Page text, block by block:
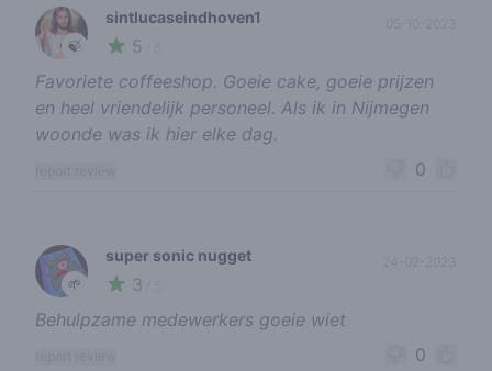
🍃
sintlucaseindhoven1
5
05-10-2023
Favoriete coffeeshop. Goeie cake, goeie prijzen
en heel vriendelijk personeel. Als ik in Nijmegen
woonde was ik hier elke dag.
0
🌱
super sonic nugget
3
24-02-2023
Behulpzame medewerkers goeie wiet
0